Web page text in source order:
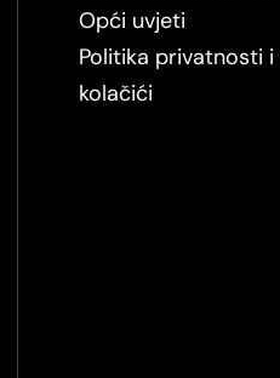
Opći uvjeti
Politika privatnosti i
kolačići